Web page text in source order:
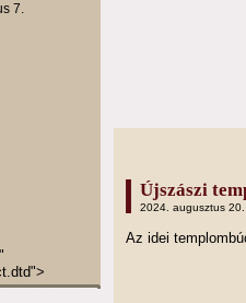
7.
Újszászi
2024. augusztus
Az idei